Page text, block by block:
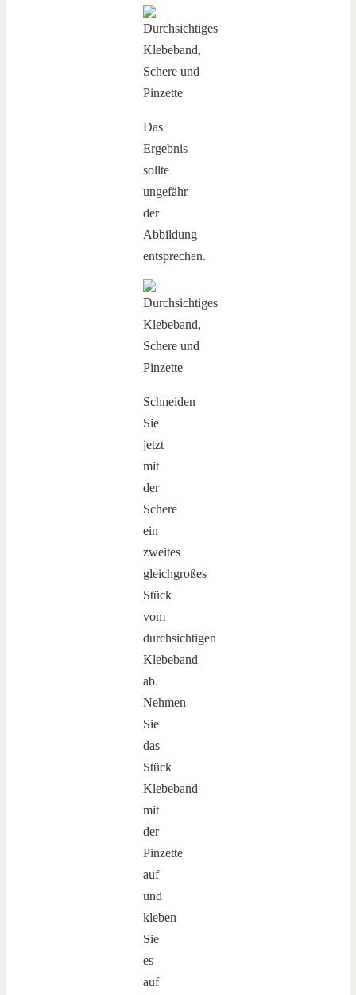
Das
Ergebnis
sollte
ungefähr
der
Abbildung
entsprechen.
Schneiden
Sie
jetzt
mit
der
Schere
ein
zweites
gleichgroßes
Stück
vom
durchsichtigen
Klebeband
ab.
Nehmen
Sie
das
Stück
Klebeband
mit
der
Pinzette
auf
und
kleben
Sie
es
auf